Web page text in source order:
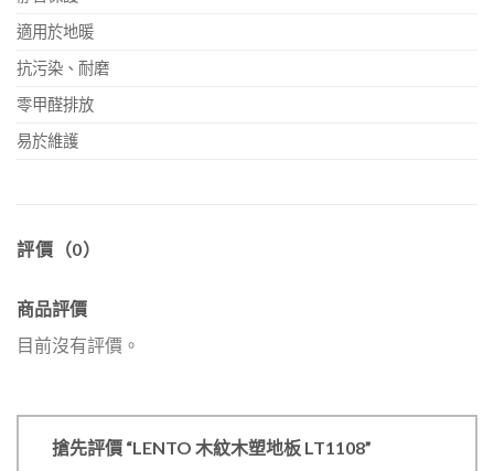
適用於地暖
抗污染、耐磨
零甲醛排放
易於維護
評價（0）
商品評價
目前沒有評價。
搶先評價 “LENTO 木紋木塑地板 LT1108”